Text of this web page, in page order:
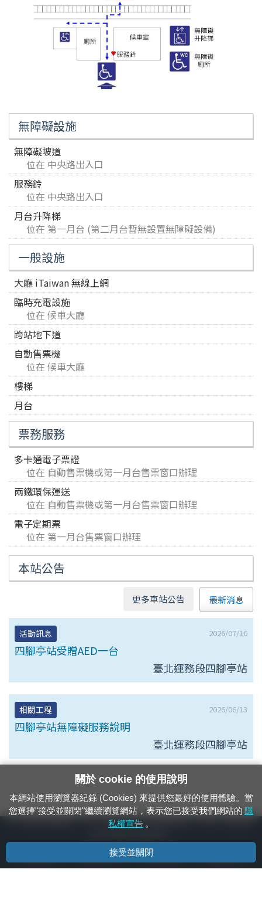
無障礙設施
無障礙坡道
位在 中央路出入口
服務鈴
位在 中央路出入口
月台升降梯
位在 第一月台 (第二月台暫無設置無障礙設備)
一般設施
大廳 iTaiwan 無線上網
臨時充電設施
位在 候車大廳
跨站地下道
自動售票機
位在 候車大廳
樓梯
月台
票務服務
多卡通電子票證
位在 自動售票機或第一月台售票窗口辦理
兩鐵環保運送
位在 自動售票機或第一月台售票窗口辦理
電子定期票
位在 第一月台售票窗口辦理
本站公告
更多車站公告 最新消息
活動訊息 2026/07/16
四腳亭站受贈AED一台
臺北運務段四腳亭站
相關工程 2026/06/13
四腳亭站無障礙服務說明
臺北運務段四腳亭站
24小時緊急通報電話：1933（市話、手機，僅限發現軌道、平交道、橋樑及隧
資通安全政策 著作權聲明
關於 cookie 的使用說明
本網站使用瀏覽器紀錄 (Cookies) 來提供您最好的使用體驗。當
您選擇"接受並關閉"繼續瀏覽網站，表示您已接受我們網站的 隱
私權宣告 。
接受並關閉